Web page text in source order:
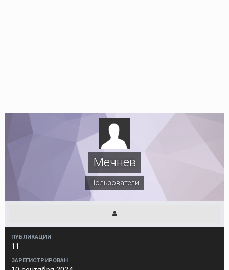
Мечнев
Пользователи
ПУБЛИКАЦИИ
11
ЗАРЕГИСТРИРОВАН